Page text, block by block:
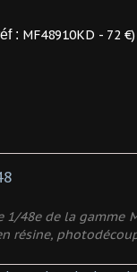
: MF48910KD - 72 €)
1/48e de la gamme
résine,